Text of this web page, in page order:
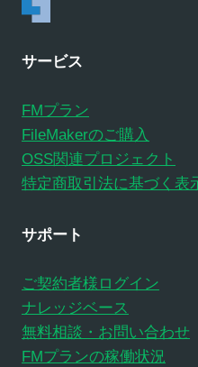
アカデミック/NPO T7（
アカデミック/NPO T8（
サービス
FMプラン
FileMakerのご購入
OSS関連プロジェクト
特定商取引法に基づく表
サポート
ご契約者様ログイン
ナレッジベース
無料相談・お問い合わせ
FMプランの稼働状況